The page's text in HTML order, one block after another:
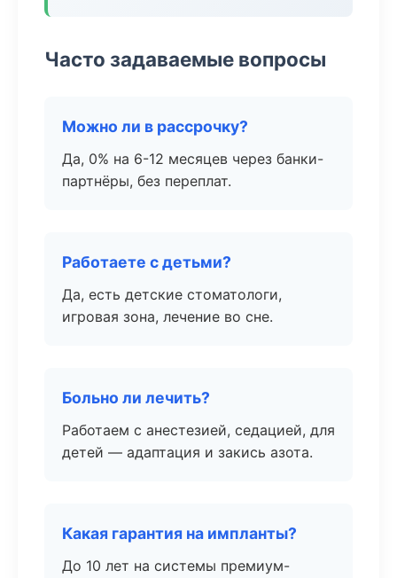
Часто задаваемые вопросы
Можно ли в рассрочку?
Да, 0% на 6-12 месяцев через банки-
партнёры, без переплат.
Работаете с детьми?
Да, есть детские стоматологи,
игровая зона, лечение во сне.
Больно ли лечить?
Работаем с анестезией, седацией, для
детей — адаптация и закись азота.
Какая гарантия на импланты?
До 10 лет на системы премиум-